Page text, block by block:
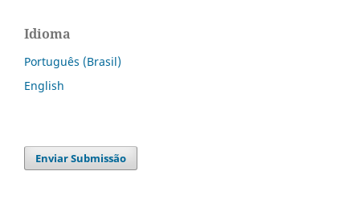
Idioma
Português (Brasil)
English
Enviar Submissão